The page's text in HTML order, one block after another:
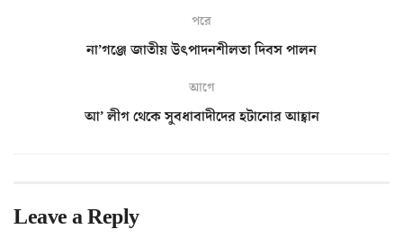
পরে
না’গঞ্জে জাতীয় উৎপাদনশীলতা দিবস পালন
আগে
আ’ লীগ থেকে সুবধাবাদীদের হটানোর আহ্বান
Leave a Reply